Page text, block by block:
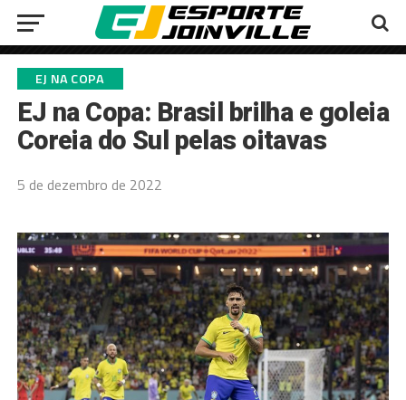
EJ NA COPA
EJ na Copa: Brasil brilha e goleia
Coreia do Sul pelas oitavas
5 de dezembro de 2022